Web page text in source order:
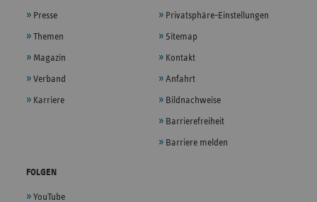
Presse
Themen
Magazin
Verband
Karriere
Privatsphäre-Einstellungen
Sitemap
Kontakt
Anfahrt
Bildnachweise
Barrierefreiheit
Barriere melden
FOLGEN
YouTube